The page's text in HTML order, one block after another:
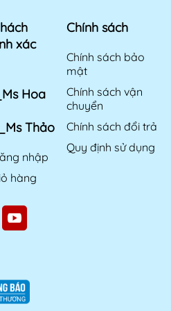
xác
Hoa
Thảo
nhập
hàng
Chính sách
Chính sách bảo
mật
Chính sách vận
chuyển
Chính sách đổi trả
Quy định sử dụng